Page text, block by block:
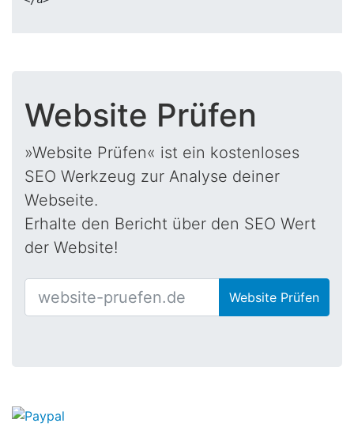
Website Prüfen
»Website Prüfen« ist ein kostenloses
SEO Werkzeug zur Analyse deiner
Webseite.
Erhalte den Bericht über den SEO Wert
der Website!
Website Prüfen